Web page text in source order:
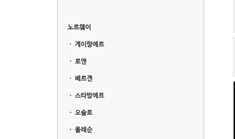
노르웨이
ㆍ 게이랑에르
ㆍ 로엔
ㆍ 베르겐
ㆍ 스타방에르
ㆍ 오슬로
ㆍ 올레순